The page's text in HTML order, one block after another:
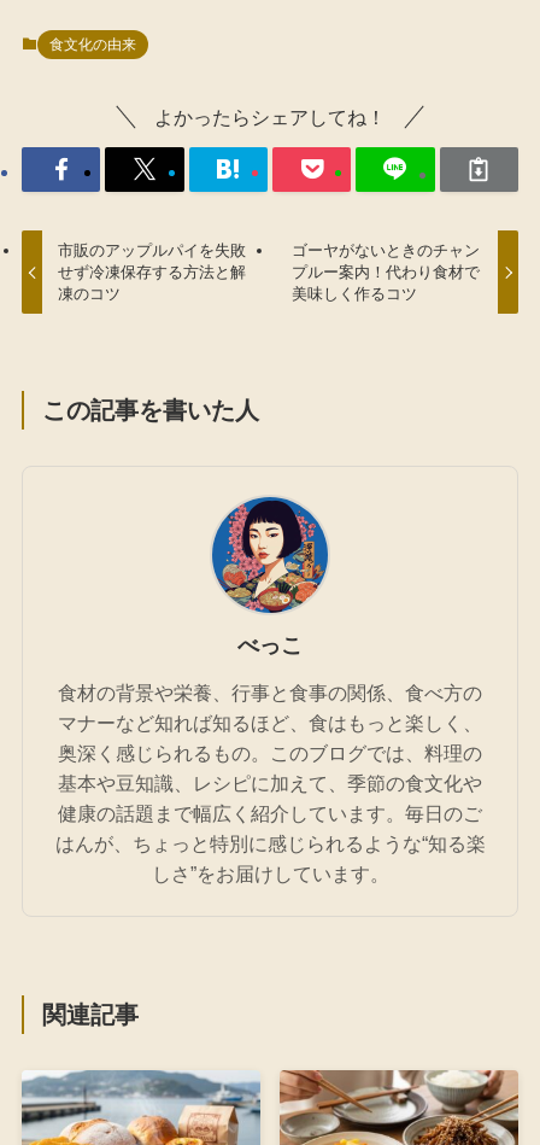
食文化の由来
よかったらシェアしてね！
市販のアップルパイを失敗
せず冷凍保存する方法と解
凍のコツ
ゴーヤがないときのチャン
プルー案内！代わり食材で
美味しく作るコツ
この記事を書いた人
べっこ
食材の背景や栄養、行事と食事の関係、食べ方の
マナーなど知れば知るほど、食はもっと楽しく、
奥深く感じられるもの。このブログでは、料理の
基本や豆知識、レシピに加えて、季節の食文化や
健康の話題まで幅広く紹介しています。毎日のご
はんが、ちょっと特別に感じられるような“知る楽
しさ”をお届けしています。
関連記事